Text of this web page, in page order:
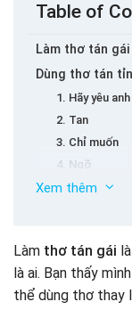
Table of
Làm thơ tán
Dùng thơ tán
1. Hãy yêu
2. Tan
3. Chỉ muốn
4. Ngỡ
5. Tỏ tình
2. Bài thơ tán
3. Thơ tán,
6. Làm thơ
Xem thêm
Làm thơ tán gái
là ai. Bạn thấy
thể dùng thơ thay